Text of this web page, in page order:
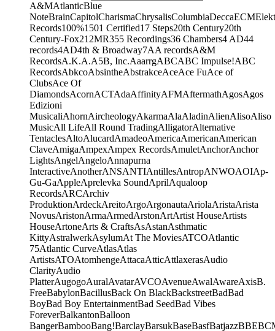
A&MAtlanticBlue
NoteBrainCapitolCharismaChrysalisColumbiaDeccaECM
Records100%1501 Certified17 Steps20th Century20th
Century-Fox21 2MR355 Recordings36 Chambers4 AD44
records4AD4th & Broadway7AA recordsA&M
RecordsA.K.A.A5B, Inc.AaarrgABCABC Impulse!ABC
RecordsAbkcoAbsintheAbstrakceAceAce FuAce of
ClubsAce Of
DiamondsAcornACTAdaAffinityAFMAftermathAgosAgos
Edizioni
MusicaliAhornAircheologyAkarmaAlaAladinAlienAlisoAliso
MusicAll LifeAll Round TradingAlligatorAlternative
TentaclesAltoAlucardAmadeoAmericaAmericanAmerican
ClaveAmigaAmpexAmpex RecordsAmuletAnchorAnchor
LightsAngelAngeloAnnapurna
InteractiveAnotherANSANTIAntillesAntropANWOAOIAp-
Gu-GaAppleAprelevka SoundAprilAqualoop
RecordsARCArchiv
ProduktionArdeckAreitoArgoArgonautaAriolaAristaArista
NovusAristonArmaArmedArstonArtArtist HouseArtists
HouseArtoneArts & CraftsAsAstanAsthmatic
KittyAstralwerkAsylumAt The MoviesATCOAtlantic
75Atlantic CurveAtlasAtlas
ArtistsATOAtomhengeAttacaAtticAttlaxerasAudio
ClarityAudio
PlatterAugogoAuralAvatarAVCOAvenueAwalAwareAxisB.
FreeBabylonBacillusBack On BlackBackstreetBadBad
BoyBad Boy EntertainmentBad SeedBad Vibes
ForeverBalkantonBalloon
BangerBambooBang!BarclayBarsukBaseBasfBatjazzBBE